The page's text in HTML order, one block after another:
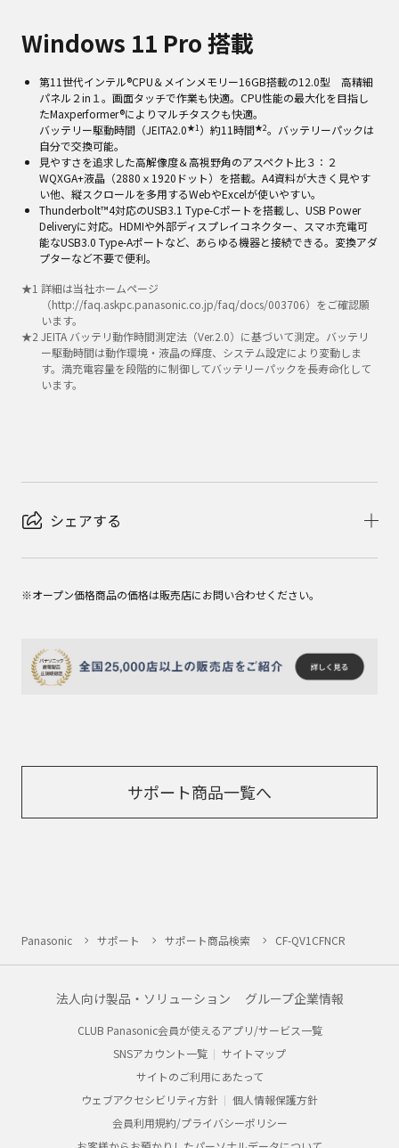
Windows 11 Pro 搭載
第11世代インテル®CPU＆メインメモリー16GB搭載の12.0型 高精細
パネル２in１。画面タッチで作業も快適。CPU性能の最大化を目指し
たMaxperformer®によりマルチタスクも快適。
バッテリー駆動時間（JEITA2.0★1 ）約11時間★2。バッテリーパックは
自分で交換可能。
見やすさを追求した高解像度＆高視野角のアスペクト比３：２
WQXGA+液晶（2880ｘ1920ドット）を搭載。A4資料が大きく見やす
い他、縦スクロールを多用するWebやExcelが使いやすい。
Thunderbolt™4対応のUSB3.1 Type-Cポートを搭載し、USB Power
Deliveryに対応。HDMIや外部ディスプレイコネクター、スマホ充電可
能なUSB3.0 Type-Aポートなど、あらゆる機器と接続できる。変換アダ
プターなど不要で便利。
★1 詳細は当社ホームページ
（http://faq.askpc.panasonic.co.jp/faq/docs/003706）をご確認願
います。
★2 JEITA バッテリ動作時間測定法（Ver.2.0）に基づいて測定。バッテリ
ー駆動時間は動作環境・液晶の輝度、システム設定により変動しま
す。満充電容量を段階的に制御してバッテリーパックを長寿命化して
います。
シェアする
※オープン価格商品の価格は販売店にお問い合わせください。
サポート商品一覧へ
Panasonic サポート サポート商品検索 CF-QV1CFNCR
法人向け製品・ソリューション グループ企業情報
CLUB Panasonic会員が使えるアプリ/サービス一覧
SNSアカウント一覧
サイトマップ
サイトのご利用にあたって
ウェブアクセシビリティ方針
個人情報保護方針
会員利用規約/プライバシーポリシー